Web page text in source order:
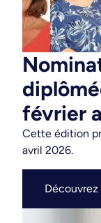
février
Cette édition
avril 2026.